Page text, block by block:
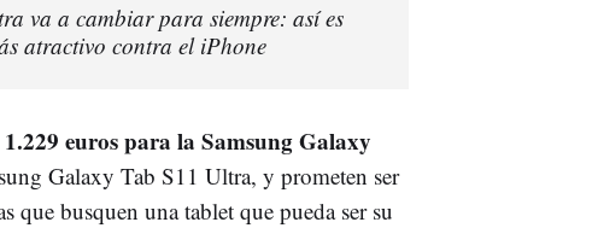
va a cambiar para siempre: así es
atractivo contra el iPhone
euros para la Samsung Galaxy
Galaxy Tab S11 Ultra, y prometen ser
que busquen una tablet que pueda ser su